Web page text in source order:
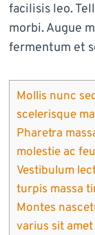
facilisis leo.
morbi. Augue
fermentum et
Mollis nunc
scelerisque
Pharetra
molestie ac
Vestibulum
turpis massa
Montes
varius sit